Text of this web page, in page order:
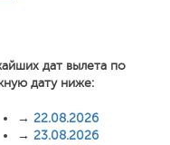
дат вылета по
дату ниже:
→ 22.08.2026
→ 23.08.2026